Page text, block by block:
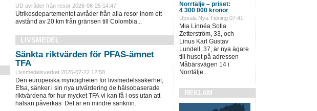
UD avråder från resor 2026-06-25 14:47
Utrikesdepartementet avråder från alla resor inom ett
avstånd av 20 km från gränsen till Colombia...
LIVSMEDEL
Sänkta riktvärden för PFAS-ämnet
TFA
Livsmedelsverket 2026-07-22 12:58
Den europeiska myndigheten för livsmedelssäkerhet,
Efsa, sänker i sin nya utvärdering de hälsobaserade
riktvärdena för hur mycket TFA vi kan få i oss utan att
hälsan påverkas. Det är en mindre sänknin..
Norrtälje – priset:
4 300 000 kronor
Upsala Nya Tidning 07:41
Mia Linnéa Sofia
Zetterström, 33, och
Linus Karl Gustav
Lundell, 37, är nya ägare
till huset på adressen
Måbärsvägen 14 i
Norrtälje...
REKLAM